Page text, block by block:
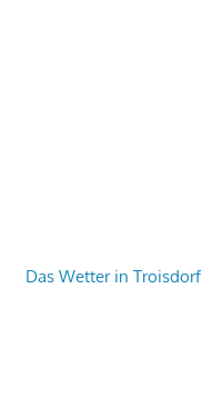
Das Wetter in Troisdorf